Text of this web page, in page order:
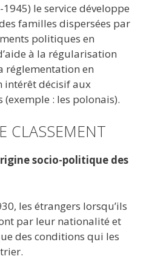
le service développe
familles dispersées par
politiques en
à la régularisation
réglementation en
intérêt décisif aux
: les polonais).
CLASSEMENT
socio-politique des
les étrangers lorsqu’ils
par leur nationalité et
des conditions qui les